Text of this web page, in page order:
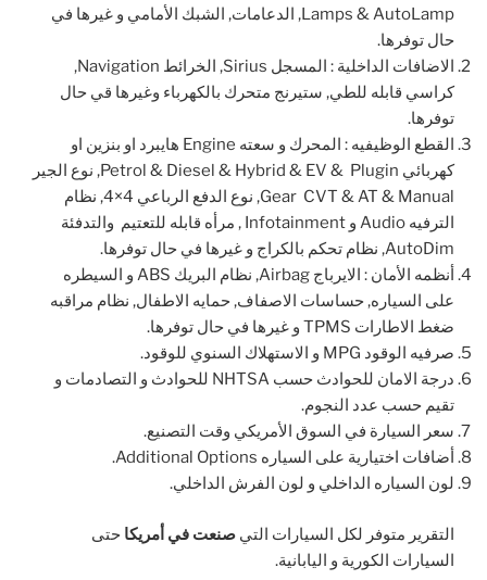
Lamps & AutoLamp, الدعامات, الشبك الأمامي و غيرها في
حال توفرها.
الاضافات الداخلية : المسجل Sirius, الخرائط Navigation,
كراسي قابله للطي, ستيرنج متحرك بالكهرباء وغيرها قي حال
توفرها.
القطع الوظيفيه : المحرك و سعته Engine هايبرد او بنزين او
كهربائي Petrol & Diesel & Hybrid & EV & Plugin, نوع الجير
Gear CVT & AT & Manual, نوع الدفع الرباعي 4×4, نظام
الترفيه Audio و Infotainment , مرأه قابله للتعتيم والتدفئة
AutoDim, نظام تحكم بالكراج و غيرها في حال توفرها.
أنظمه الأمان : الايرباج Airbag, نظام البريك ABS و السيطره
على السياره, حساسات الاصفاف, حمايه الاطفال, نظام مراقبه
ضغط الاطارات TPMS و غيرها في حال توفرها.
صرفيه الوقود MPG و الاستهلاك السنوي للوقود.
درجة الامان للحوادث حسب NHTSA للحوادث و التصادمات و
تقيم حسب عدد النجوم.
سعر السيارة في السوق الأمريكي وقت التصنيع.
أضافات اختيارية على السياره Additional Options.
لون السياره الداخلي و لون الفرش الداخلي.
التقرير متوفر لكل السيارات التي صنعت في أمريكا حتى
السيارات الكورية و اليابانية.